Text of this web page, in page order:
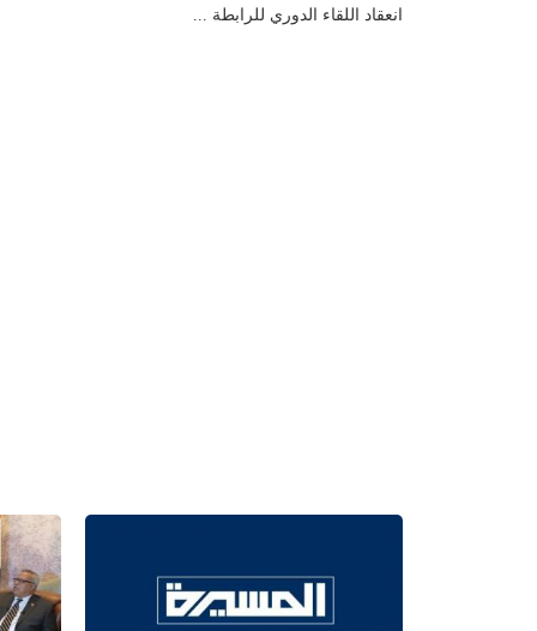
انعقاد اللقاء الدوري للرابطة ...